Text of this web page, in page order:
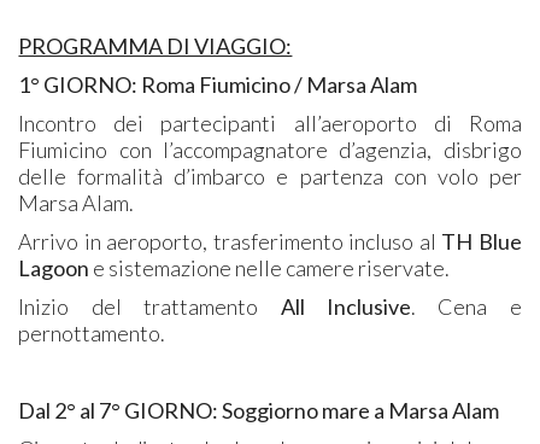
PROGRAMMA DI VIAGGIO:
1° GIORNO: Roma Fiumicino / Marsa Alam
Incontro dei partecipanti all’aeroporto di Roma
Fiumicino con l’accompagnatore d’agenzia, disbrigo
delle formalità d’imbarco e partenza con volo per
Marsa Alam.
Arrivo in aeroporto, trasferimento incluso al TH Blue
Lagoon e sistemazione nelle camere riservate.
Inizio del trattamento All Inclusive. Cena e
pernottamento.
Dal 2° al 7° GIORNO: Soggiorno mare a Marsa Alam